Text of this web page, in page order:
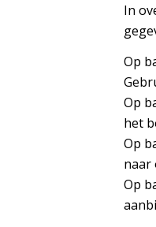
In
Op
Op
het
Op
naar
Op